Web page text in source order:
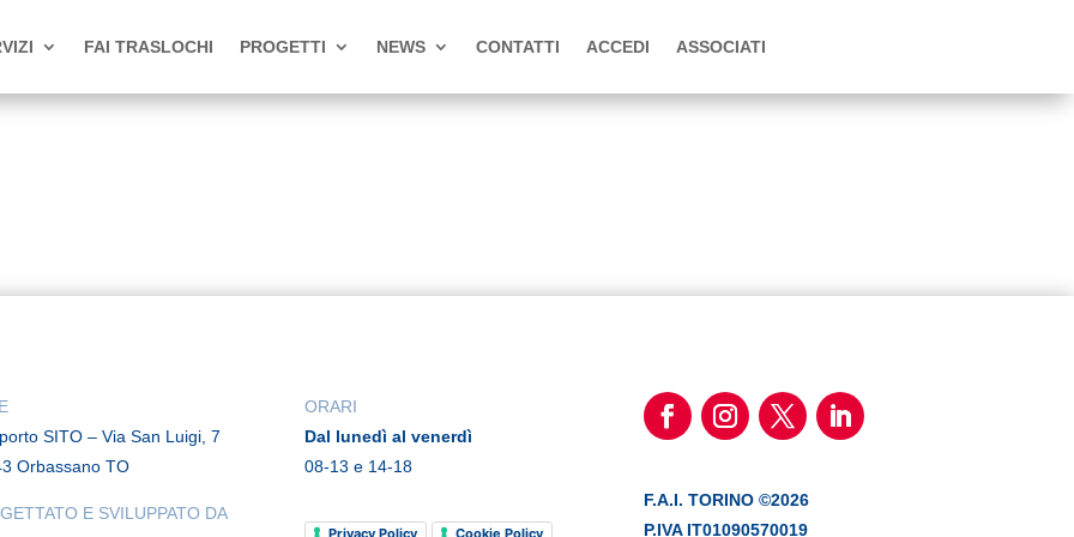
FAI TRASLOCHI PROGETTI NEWS CONTATTI ACCEDI ASSOCIATI
SITO – Via San Luigi, 7
Orbassano TO
E SVILUPPATO DA
ORARI
Dal lunedì al venerdì
08-13 e 14-18
Privacy Policy Cookie Policy
F.A.I. TORINO ©2026
P.IVA IT01090570019